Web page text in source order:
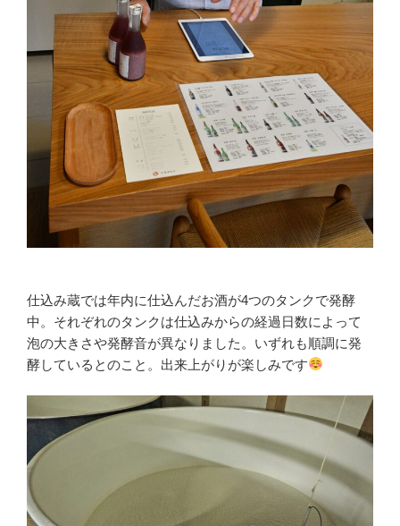
仕込み蔵では年内に仕込んだお酒が4つのタンクで発酵
中。それぞれのタンクは仕込みからの経過日数によって
泡の大きさや発酵音が異なりました。いずれも順調に発
酵しているとのこと。出来上がりが楽しみです